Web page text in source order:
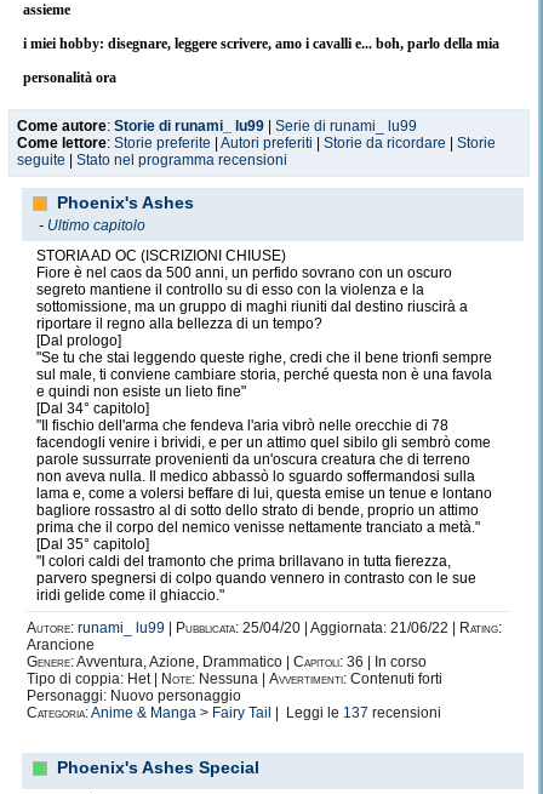
assieme
i miei hobby: disegnare, leggere scrivere, amo i cavalli e... boh, parlo della mia
personalità ora
molti mi dicono che assomiglio a Monkey. D. Rufy al femminile, forse perchè ho
sempre il sorriso stampato in faccia e... boh chi lo sa
sono un pozzo senza fondo, mangio di tutto e non mi stanco mai, strano eppure
sono di corporatura media
alta 1:75, capelli biondi e occhi azzurri beh che dire... in poche parole
"io sono io"
il mio motto/filosofia di vita: "c'è sempre il lato positivo nella vita"
dopo questo credo di aver detto tutto CIAOOOOOOOOOO!! hola
Lu
Come autore: Storie di runami_ lu99
Serie di runami_ lu99
Come lettore: Storie preferite Autori preferiti Storie da ricordare
Storie
seguite
Stato nel programma recensioni
Phoenix's Ashes
- Ultimo capitolo
STORIA AD OC (ISCRIZIONI CHIUSE)
Fiore è nel caos da 500 anni, un perfido sovrano con un oscuro
segreto mantiene il controllo su di esso con la violenza e la
sottomissione, ma un gruppo di maghi riuniti dal destino riuscirà a
riportare il regno alla bellezza di un tempo?
[Dal prologo]
"Se tu che stai leggendo queste righe, credi che il bene trionfi sempre
sul male, ti conviene cambiare storia, perché questa non è una favola
e quindi non esiste un lieto fine"
[Dal 34° capitolo]
"Il fischio dell'arma che fendeva l'aria vibrò nelle orecchie di 78
facendogli venire i brividi, e per un attimo quel sibilo gli sembrò come
parole sussurrate provenienti da un'oscura creatura che di terreno
non aveva nulla. Il medico abbassò lo sguardo soffermandosi sulla
lama e, come a volersi beffare di lui, questa emise un tenue e lontano
bagliore rossastro al di sotto dello strato di bende, proprio un attimo
prima che il corpo del nemico venisse nettamente tranciato a metà."
[Dal 35° capitolo]
"I colori caldi del tramonto che prima brillavano in tutta fierezza,
parvero spegnersi di colpo quando vennero in contrasto con le sue
iridi gelide come il ghiaccio."
Autore: runami_ lu99 Pubblicata: 25/04/20 | Aggiornata: 21/06/22 |
Rating:
Arancione
Genere:Avventura, Azione, Drammatico | Capitoli: 36 | In corso
Tipo di coppia: Het |
Note: Nessuna | Avvertimenti: Contenuti forti
Personaggi: Nuovo personaggio
Categoria:Anime & Manga > Fairy Tail | Leggi le 137 recensioni
Phoenix's Ashes Special